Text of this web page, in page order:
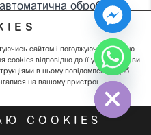
обробка
з будь-якими
розгортання на
сумісні сховища для
в ElevenLabs —
звичайні розмови у
системі та корисні для
сайтом і погоджуючись із цією
cookies відповідно до її умов. Якщо ви
в цьому повідомленні, щоб
на вашому пристрої.
COOKIES
Hide chaty